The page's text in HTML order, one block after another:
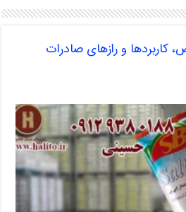
و رازهای صادرات